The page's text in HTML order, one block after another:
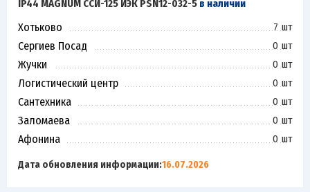
IP44 MAGNUM ССИ-125 ИЭК PSN12-032-5 в наличии
Хотьково 7 шт
Сергиев Посад 0 шт
Жучки 0 шт
Логистический центр 0 шт
Сантехника 0 шт
Заломаева 0 шт
Афонина 0 шт
Дата обновления информации:16.07.2026